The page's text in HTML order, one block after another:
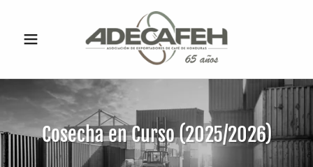
Cosecha en Curso (2025/2026)